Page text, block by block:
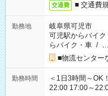
交通費 ■ 交通費
勤務地
岐阜県可児市
可児駅からバイク
らバイク・車 / …
■物流センタ
勤務時間
＜1日3時間～OK！＞ ▼ 例えば… ▼ 15:00～18:00
22:00 17:00～22:00 など こちら以外の時間